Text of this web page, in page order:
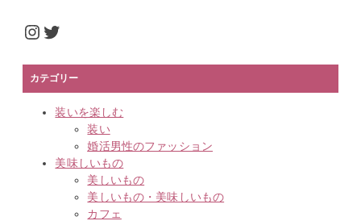
Instagram
Twitter
カテゴリー
装いを楽しむ
装い
婚活男性のファッション
美味しいもの
美しいもの
美しいもの・美味しいもの
カフェ